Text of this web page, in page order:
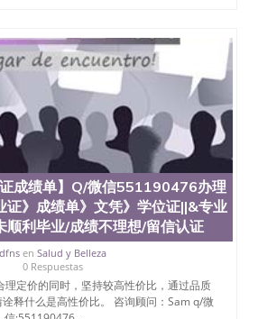
成绩单】Q/微信551190476办理
证》成绩单》文凭》学位证||&专业
顺利毕业/成绩不理想/留信认证
dfnsen Salud y Belleza
0 Respuestas
理定价的同时，坚持较高性价比，通过品质
释什么是高性价比。 咨询顾问：Sam q/微